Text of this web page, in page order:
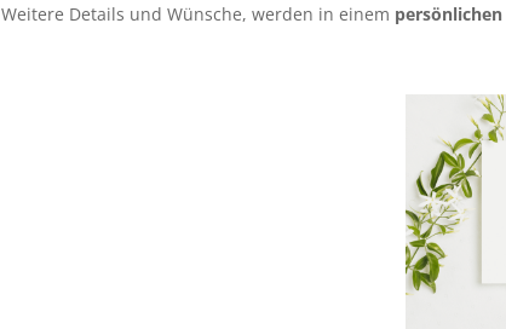
Weitere Details und Wünsche, werden in einem